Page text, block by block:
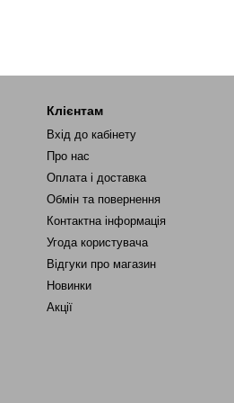
Клієнтам
Вхід до кабінету
Про нас
Оплата і доставка
Обмін та повернення
Контактна інформація
Угода користувача
Відгуки про магазин
Новинки
Акції